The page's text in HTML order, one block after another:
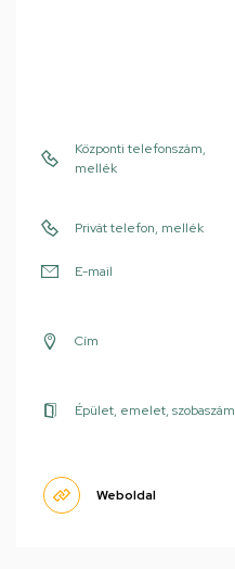
Központi telefonszám,
mellék
Privát telefon, mellék
E-mail
Cím
Épület, emelet, szobaszám
Weboldal